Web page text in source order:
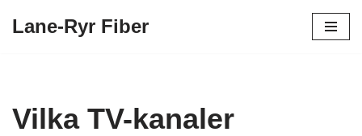
Lane-Ryr Fiber
Vilka TV-kanaler